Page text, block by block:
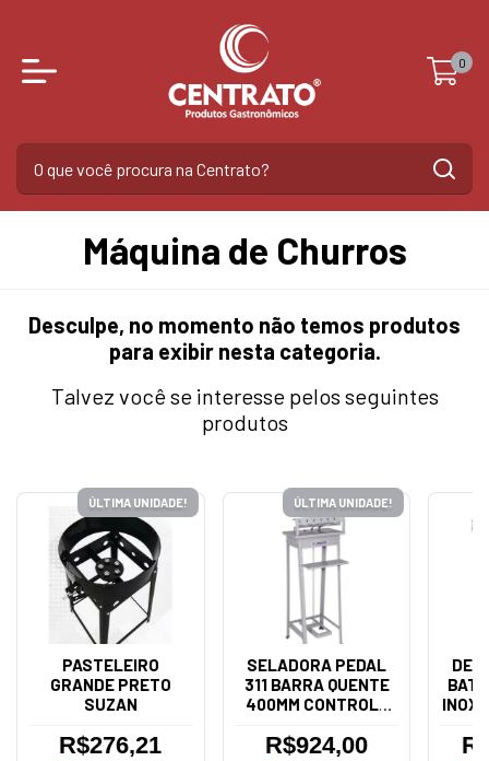
0
Máquina de Churros
Desculpe, no momento não temos produtos
para exibir nesta categoria.
Talvez você se interesse pelos seguintes
produtos
ÚLTIMA UNIDADE!
PASTELEIRO
GRANDE PRETO
SUZAN
R$276,21
ÚLTIMA UNIDADE!
SELADORA PEDAL
311 BARRA QUENTE
400MM CONTROLE
R$924,00
INOX